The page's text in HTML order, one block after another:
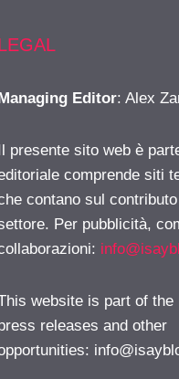
Editor: Alex
presente sito web è
comprende siti
contano sul
Per pubblicità,
website is part of
releases and other